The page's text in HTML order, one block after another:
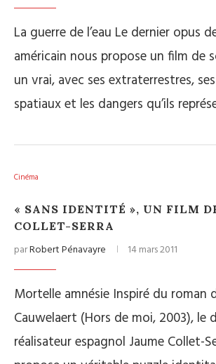
La guerre de l’eau Le dernier opus
américain nous propose un film de
un vrai, avec ses extraterrestres,
spatiaux et les dangers qu’ils
Cinéma
« SANS IDENTITÉ », UN FILM
COLLET-SERRA
parRobert Pénavayre 14 mars 2011
Mortelle amnésie Inspiré du roman
Cauwelaert (Hors de moi, 2003), le
réalisateur espagnol Jaume Collet-